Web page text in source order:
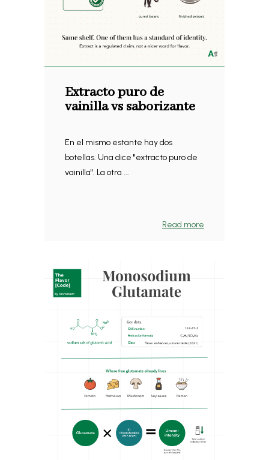
Extracto puro de
vainilla vs saborizante
En el mismo estante hay dos
botellas. Una dice "extracto puro de
vainilla". La otra ...
Read more